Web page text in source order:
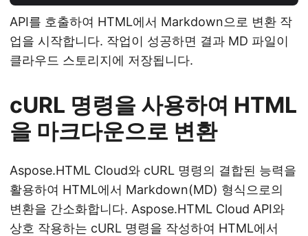
API를 호출하여 HTML에서 Markdown으로 변환 작
업을 시작합니다. 작업이 성공하면 결과 MD 파일이
클라우드 스토리지에 저장됩니다.
cURL 명령을 사용하여 HTML
을 마크다운으로 변환
Aspose.HTML Cloud와 cURL 명령의 결합된 능력을
활용하여 HTML에서 Markdown(MD) 형식으로의
변환을 간소화합니다. Aspose.HTML Cloud API와
상호 작용하는 cURL 명령을 작성하여 HTML에서